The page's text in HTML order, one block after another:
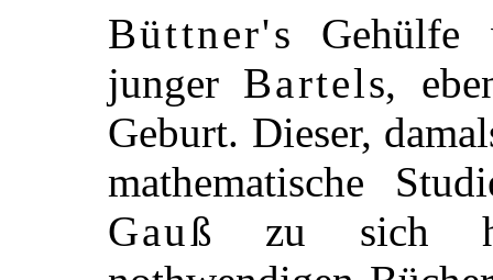
Büttner's Gehülfe
junger Bartels,
Geburt. Dieser,
mathematische
Gauß zu sich